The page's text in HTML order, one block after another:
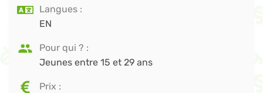
Langues
EN
Pour qui ?
Jeunes entre 15 et 29 ans
Prix